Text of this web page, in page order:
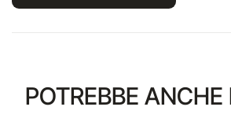
POTREBBE ANCHE